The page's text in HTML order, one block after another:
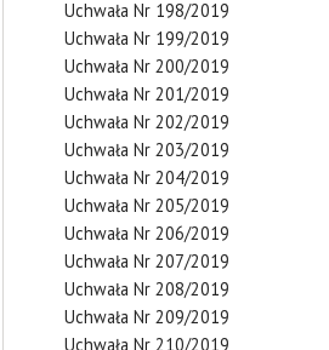
Uchwała Nr 198/2019
Uchwała Nr 199/2019
Uchwała Nr 200/2019
Uchwała Nr 201/2019
Uchwała Nr 202/2019
Uchwała Nr 203/2019
Uchwała Nr 204/2019
Uchwała Nr 205/2019
Uchwała Nr 206/2019
Uchwała Nr 207/2019
Uchwała Nr 208/2019
Uchwała Nr 209/2019
Uchwała Nr 210/2019